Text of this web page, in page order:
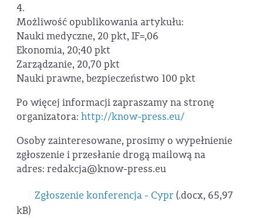
4.
Możliwość opublikowania artykułu:
Nauki medyczne, 20 pkt, IF=,06
Ekonomia, 20;40 pkt
Zarządzanie, 20,70 pkt
Nauki prawne, bezpieczeństwo 100 pkt
Po więcej informacji zapraszamy na stronę
organizatora: http://know-press.eu/
Osoby zainteresowane, prosimy o wypełnienie
zgłoszenie i przesłanie drogą mailową na
adres: redakcja@know-press.eu
Zgłoszenie konferencja - Cypr (.docx, 65,97
kB)